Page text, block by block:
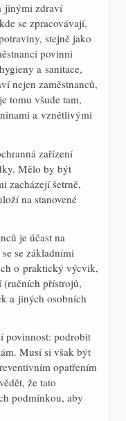
jinými zdraví
se zpracovávají,
stejně jako
povinni
a sanitace,
nejen zaměstnanců,
tomu všude tam,
a vznětlivými
zařízení
Mělo by být
zacházejí šetrně,
na stanovené
je účast na
se základními
o praktický výcvik,
(ručních přístrojů,
a jiných osobních
povinnost: podrobit
Musí si však být
opatřením
že tato
podmínkou, aby